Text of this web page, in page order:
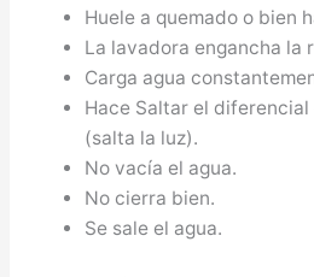
Huele a quemado o bien
La lavadora engancha la
Carga agua
Hace Saltar el
(salta la luz).
No vacía el agua.
No cierra bien.
Se sale el agua.